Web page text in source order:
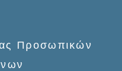
Προσωπικών